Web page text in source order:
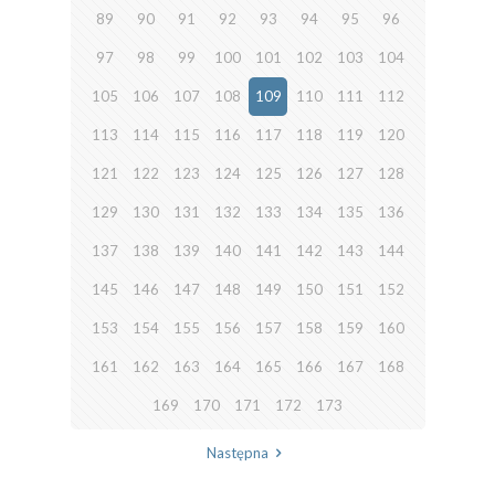
89 90 91 92 93 94 95 96
97 98 99 100 101 102 103 104
105 106 107 108 109 110 111 112
113 114 115 116 117 118 119 120
121 122 123 124 125 126 127 128
129 130 131 132 133 134 135 136
137 138 139 140 141 142 143 144
145 146 147 148 149 150 151 152
153 154 155 156 157 158 159 160
161 162 163 164 165 166 167 168
169 170 171 172 173
Następna